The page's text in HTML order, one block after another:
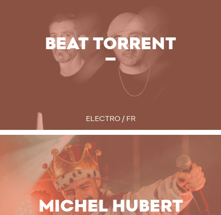
BEAT TORRENT
ELECTRO / FR
MICHEL HUBERT